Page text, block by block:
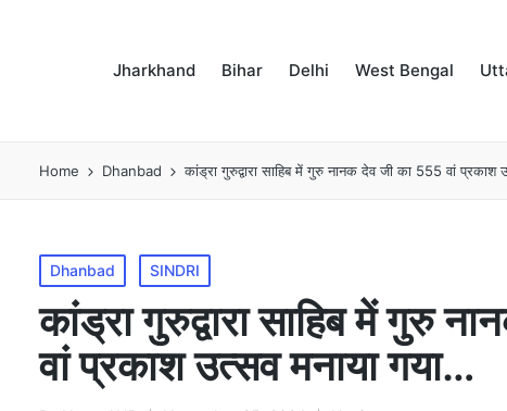
Jharkhand Bihar Delhi West Bengal
Home Dhanbad कांड्रा गुरुद्वारा साहिब में गुरु नानक देव जी का 555 वां प्रकाश
Posted
in
Dhanbad SINDRI
कांड्रा गुरुद्वारा साहिब में गुरु
वां प्रकाश उत्सव मनाया गया…